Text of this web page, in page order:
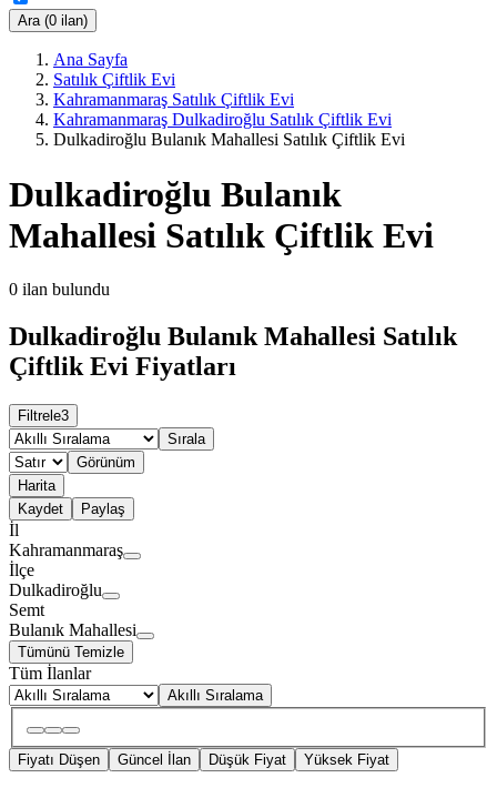
Ara (0 ilan)
Ana Sayfa
Satılık Çiftlik Evi
Kahramanmaraş Satılık Çiftlik Evi
Kahramanmaraş Dulkadiroğlu Satılık Çiftlik Evi
Dulkadiroğlu Bulanık Mahallesi Satılık Çiftlik Evi
Dulkadiroğlu Bulanık
Mahallesi Satılık Çiftlik Evi
0 ilan bulundu
Dulkadiroğlu Bulanık Mahallesi Satılık
Çiftlik Evi Fiyatları
Filtrele3
Sırala
Görünüm
Harita
Kaydet
Paylaş
İl
Kahramanmaraş
İlçe
Dulkadiroğlu
Semt
Bulanık Mahallesi
Tümünü Temizle
Tüm İlanlar
Akıllı Sıralama
Fiyatı Düşen Güncel İlan Düşük Fiyat Yüksek Fiyat